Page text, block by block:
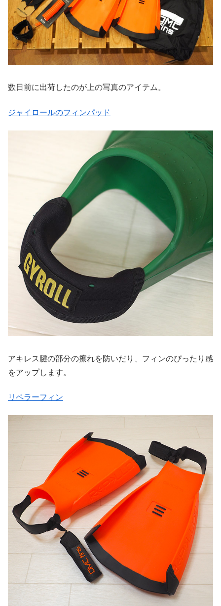
数日前に出荷したのが上の写真のアイテム。
ジャイロールのフィンパッド
アキレス腱の部分の擦れを防いだり、フィンのぴったり感
をアップします。
リペラーフィン